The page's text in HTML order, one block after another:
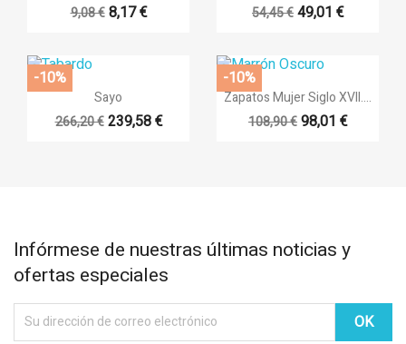
9,08 € 8,17 €
54,45 €49,01 €

Vista rápida
Sayo
266,20 € 239,58 €
-10%
 Vista rápida
Zapatos Mujer Siglo XVII....
108,90 €98,01 €
-10%
Infórmese de nuestras últimas noticias y
ofertas especiales